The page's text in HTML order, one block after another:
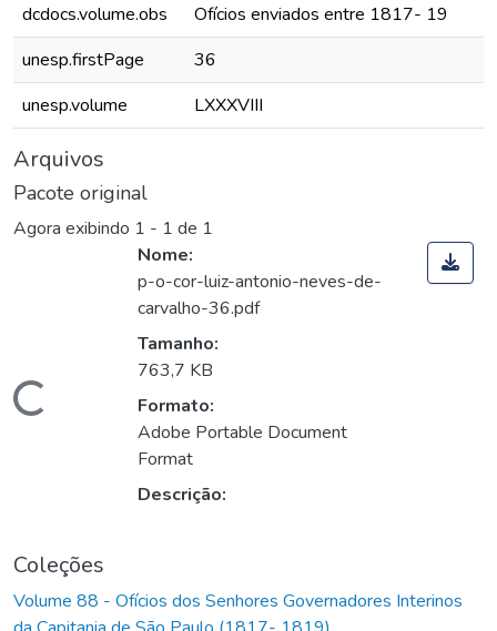
dcdocs.volume.obs
Ofícios enviados entre 1817- 19
unesp.firstPage
36
unesp.volume
LXXXVIII
Arquivos
Pacote original
Agora exibindo 1 - 1 de 1
Carregando...
Nome:
p-o-cor-luiz-antonio-neves-de-
carvalho-36.pdf
Tamanho:
763,7 KB
Formato:
Adobe Portable Document
Format
Descrição:
Coleções
Volume 88 - Ofícios dos Senhores Governadores Interinos